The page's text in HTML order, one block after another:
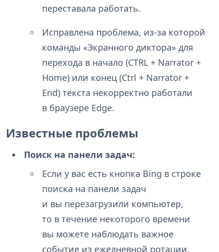
переставала работать.
Исправлена проблема, из-за которой
команды «Экранного диктора» для
перехода в начало (CTRL + Narrator +
Home) или конец (Ctrl + Narrator +
End) текста некорректно работали
в браузере Edge.
Известные проблемы
Поиск на панели задач:
Если у вас есть кнопка Bing в строке
поиска на панели задач
и вы перезагрузили компьютер,
то в течение некоторого времени
вы можете наблюдать важное
событие из ежедневной ротации,